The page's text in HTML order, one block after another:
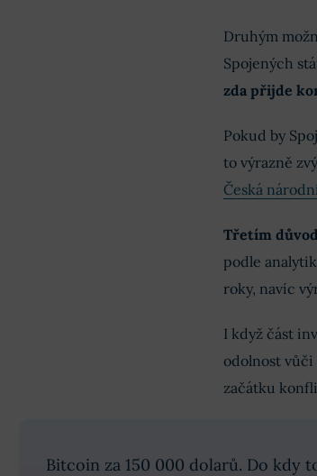
Druhým
Spojených
zda přijde
Pokud by
to výrazně
Česká
Třetím
podle
roky, navíc
I když část
odolnost
začátku
Bitcoin za 150 000 dolarů. Do kdy